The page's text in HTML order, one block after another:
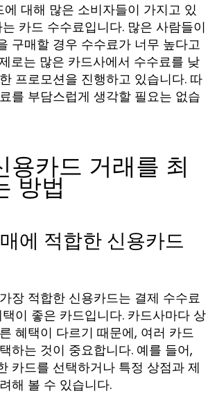
대해 많은 소비자들이 가지고 있
카드 수수료입니다. 많은 사람들이
구매할 경우 수수료가 너무 높다고
로는 많은 카드사에서 수수료를 낮
프로모션을 진행하고 있습니다. 따
를 부담스럽게 생각할 필요는 없습
용카드 거래를 최
방법
에 적합한 신용카드
장 적합한 신용카드는 결제 수수료
이 좋은 카드입니다. 카드사마다 상
혜택이 다르기 때문에, 여러 카드
하는 것이 중요합니다. 예를 들어,
카드를 선택하거나 특정 상점과 제
해 볼 수 있습니다.